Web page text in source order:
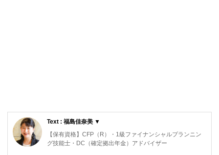
Text : 福島佳奈美 ▼
【保有資格】CFP（R）・1級ファイナンシャルプランニン
グ技能士・DC（確定拠出年金）アドバイザー